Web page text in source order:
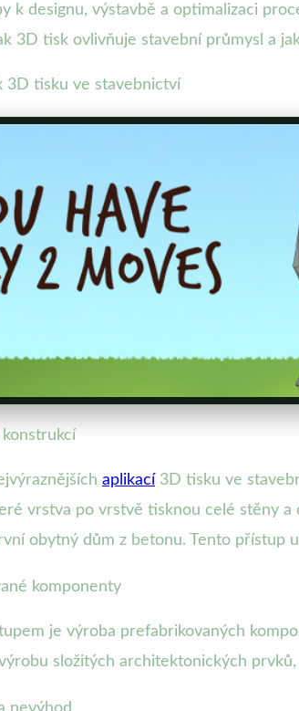
k designu, výstavbě a optimalizaci
3D tisk ovlivňuje stavební průmysl a
3D tisku ve stavebnictví
aplikací 3D tisku ve
vrstva po vrstvě tisknou celé stěny a
obytný dům z betonu. Tento přístup
komponenty
je výroba prefabrikovaných
složitých architektonických